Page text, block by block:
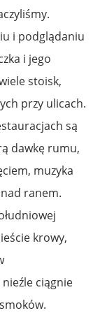
i podglądaniu
i jego
stoisk,
przy ulicach.
są
dawkę rumu,
muzyka
ranem.
krowy,
ciągnie